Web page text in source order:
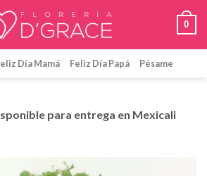
0
Día Mamá Feliz Día Papá Pésame
para entrega en Mexicali